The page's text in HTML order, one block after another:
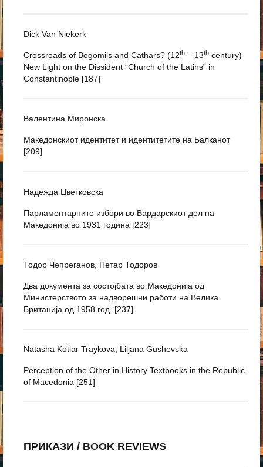
Dick Van Niekerk
Crossroads of Bogomils and Cathars? (12th – 13th century)
New Light on the Dissident “Church of the Latins” in
Constantinople [187]
Валентина Миронска
Македонскиот идентитет и идентитетите на Балканот
[209]
Надежда Цветковска
Парламентарните избори во Вардарскиот дел на
Македонија во 1931 година [223]
Тодор Чепреганов, Петар Тодоров
Два документа за состојбата во Македонија од
Министерството за надворешни работи на Велика
Британија од 1958 год. [237]
Natasha Kotlar Traykova, Liljana Gushevska
Perception of the Other in History Textbooks in the Republic
of Macedonia [251]
ПРИКАЗИ / BOOK REVIEWS